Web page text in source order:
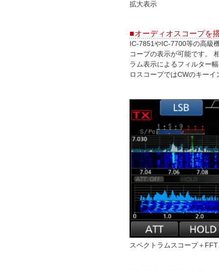
拡大表示
■オーディオスコープを
IC-7851やIC-7700等の高級
コープの表示が可能です。
ラム表示によるフィルター
ロスコープではCWのキー
スペクトラムスコープ＋